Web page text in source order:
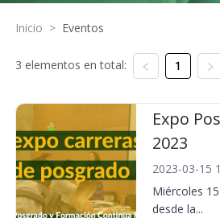
Inicio > Eventos
3 elementos en total: 1
Expo
2023
2023-03-15
Miércoles
desde la...